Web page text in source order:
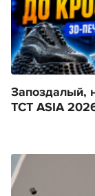
Запоздалый,
TCT ASIA